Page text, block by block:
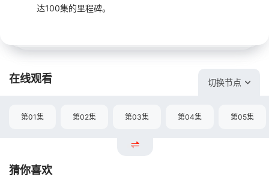
达100集的里程碑。
在线观看 切换节点
第01集 第02集 第03集 第04集 第05集
猜你喜欢